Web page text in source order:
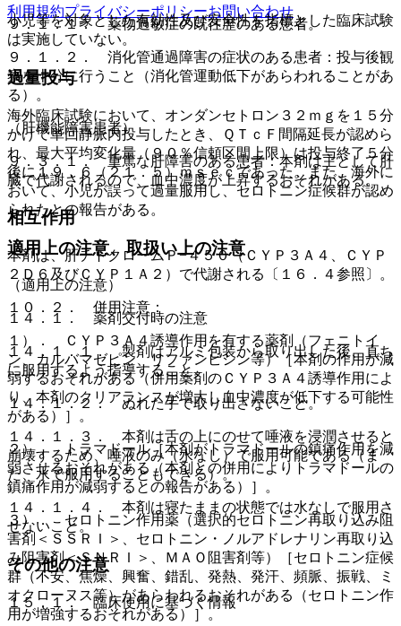
小児等を対象とした有効性及び安全性を指標とした臨床試験
は実施していない。
過量投与
海外臨床試験において、オンダンセトロン３２ｍｇを１５分
かけて単回静脈内投与したとき、ＱＴｃＦ間隔延長が認めら
れ、最大平均変化量（９０％信頼区間上限）は投与終了５分
後に１９．６（２１．５）ｍｓｅｃであった。また、海外に
おいて、小児が誤って過量服用し、セロトニン症候群が認め
られたとの報告がある。
適用上の注意、取扱い上の注意
（適用上の注意）
１４．１． 薬剤交付時の注意
１４．１．１． 製剤はアルミ包装から取り出した後、直ち
に服用するよう指導すること。
１４．１．２． ぬれた手で取り出さないこと。
１４．１．３． 本剤は舌の上にのせて唾液を浸潤させると
崩壊するため、唾液のみ（水なし）で服用可能である（ま
た、水で服用することもできる）。
１４．１．４． 本剤は寝たままの状態では水なしで服用さ
せないこと。
その他の注意
１５．１． 臨床使用に基づく情報
９．１．１． 薬物過敏症の既往歴のある患者。
９．１．２． 消化管通過障害の症状のある患者：投与後観
察を十分に行うこと（消化管運動低下があらわれることがあ
る）。
（肝機能障害患者）
９．３．１． 重篤な肝障害のある患者：本剤は主として肝
臓で代謝されるので、血中濃度が上昇するおそれがある。
相互作用
本剤は、肝チトクロームＰ−４５０（ＣＹＰ３Ａ４、ＣＹＰ
２Ｄ６及びＣＹＰ１Ａ２）で代謝される〔１６．４参照〕。
１０．２． 併用注意：
１）． ＣＹＰ３Ａ４誘導作用を有する薬剤（フェニトイ
ン、カルバマゼピン、リファンピシン等）［本剤の作用が減
弱するおそれがある（併用薬剤のＣＹＰ３Ａ４誘導作用によ
り、本剤のクリアランスが増大し血中濃度が低下する可能性
がある）］。
２）． トラマドール［本剤がトラマドールの鎮痛作用を減
弱させるおそれがある（本剤との併用によりトラマドールの
鎮痛作用が減弱するとの報告がある）］。
３）． セロトニン作用薬（選択的セロトニン再取り込み阻
害剤＜ＳＳＲＩ＞、セロトニン・ノルアドレナリン再取り込
み阻害剤＜ＳＮＲＩ＞、ＭＡＯ阻害剤等）［セロトニン症候
群（不安、焦燥、興奮、錯乱、発熱、発汗、頻脈、振戦、ミ
オクローヌス等）があらわれるおそれがある（セロトニン作
用が増強するおそれがある）］。
利用規約プライバシーポリシーお問い合わせ